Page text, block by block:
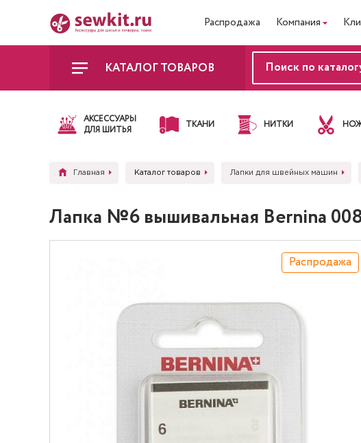
Распродажа Компания
КАТАЛОГ ТОВАРОВ
АКСЕССУАРЫ
ДЛЯ ШИТЬЯ
ТКАНИ НИТКИ
Главная Каталог товаров Лапки для швейных машин
Лапка №6 вышивальная Bernina
Распродажа